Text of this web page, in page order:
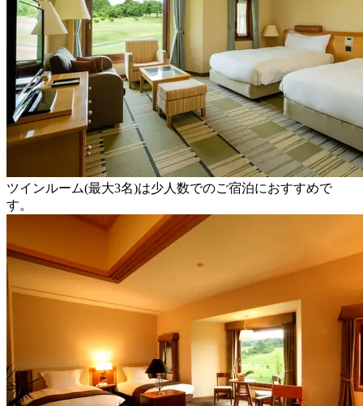
ツインルーム(最大3名)は少人数でのご宿泊におすすめで
す。